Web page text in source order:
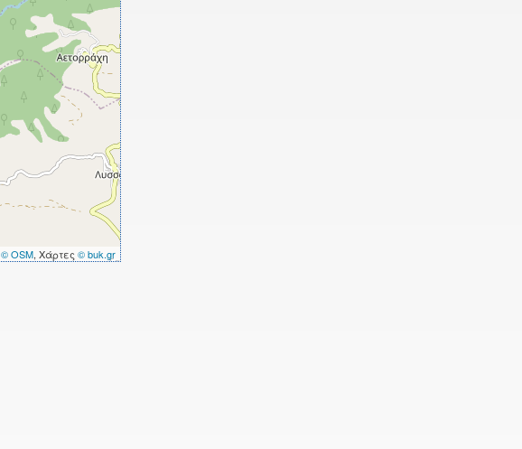
© OSM, Χάρτες © buk.gr